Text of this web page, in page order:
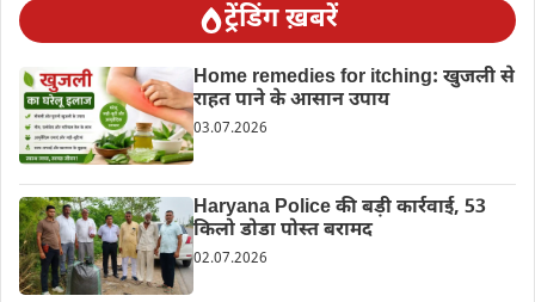
ट्रेंडिंग ख़बरें
Home remedies for itching: खुजली से
राहत पाने के आसान उपाय
03.07.2026
Haryana Police की बड़ी कार्रवाई, 53
किलो डोडा पोस्त बरामद
02.07.2026